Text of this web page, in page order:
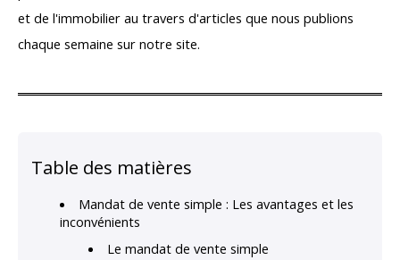
et de l'immobilier au travers d'articles que nous publions
chaque semaine sur notre site.
Table des matières
Mandat de vente simple : Les avantages et les
inconvénients
Le mandat de vente simple